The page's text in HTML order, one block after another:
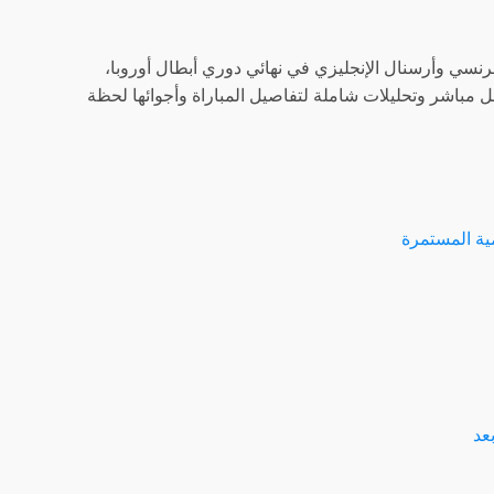
وأرسنال الإنجليزي في نهائي دوري أبطال أوروبا،
وستقدم فرانس24 تغطية خاصة للحدث، مع نقل مباشر وتحليلات شاملة لتفاصيل المباراة وأجوائها لحظة